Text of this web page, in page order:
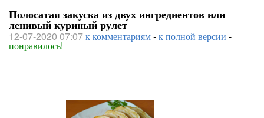
Полосатая закуска из двух ингредиентов или
ленивый куриный рулет
12-07-2020 07:07к комментариям-к полной версии -
понравилось!